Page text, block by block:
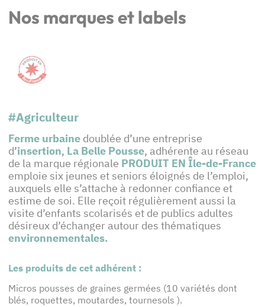
Nos marques et labels
#Agriculteur
Ferme urbaine doublée d’une entreprise
d’insertion, La Belle Pousse, adhérente au réseau
de la marque régionale PRODUIT EN Île-de-France
emploie six jeunes et seniors éloignés de l’emploi,
auxquels elle s’attache à redonner confiance et
estime de soi. Elle reçoit régulièrement aussi la
visite d’enfants scolarisés et de publics adultes
désireux d’échanger autour des thématiques
environnementales.
Les produits de cet adhérent :
Micros pousses de graines germées (10 variétés dont
blés, roquettes, moutardes, tournesols ).